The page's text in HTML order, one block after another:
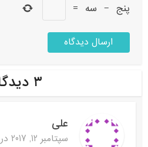
پنج − سه =
۳ دیدگاه
علی
سپتامبر 12, 2017 در 3:31 ب.ظ